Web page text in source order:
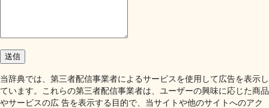
当辞典では、第三者配信事業者によるサービスを使用して広告を表示し
ています。これらの第三者配信事業者は、ユーザーの興味に応じた商品
やサービスの広 告を表示する目的で、当サイトや他のサイトへのアク